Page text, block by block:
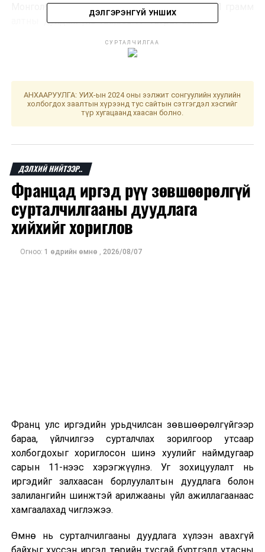
Монголбанкны тайлант сард худалдан авсан 1 грамм
алтны дундаж үнэ 180,096.17 төгрөг байв.
График 1. 2018-2020 онд Монголбанкны худалдан
авсан үнэт металлын сарын мэдээ (кг)
График 2. 1990-2020 онд Монголбанкны худалдан
авсан үнэт металлын хэмжээ (тонн)
График 3. 2020 оны 8 дугаар сард Монголбанкны алт
худалдан авсан үнэ (төгрөг/грамм)
ДАРААХ МЭДЭЭ
ДЭЛГЭРЭНГҮЙ УНШИХ
СУРТАЛЧИЛГАА
АНХААРУУЛГА: УИХ-ын 2024 оны ээлжит сонгуулийн хуулийн
холбогдох заалтын хүрээнд тус сайтын сэтгэгдэл хэсгийг
түр хугацаанд хаасан болно.
ДЭЛХИЙ НИЙТЭЭР..
Францад иргэд рүү зөвшөөрөлгүй
сурталчилгааны дуудлага
хийхийг хориглов
Огноо: 1 өдрийн өмнө 2026/08/07
Франц улс иргэдийн урьдчилсан зөвшөөрөлгүйгээр
бараа, үйлчилгээ сурталчлах зорилгоор утсаар
холбогдохыг хориглосон шинэ хуулийг наймдугаар
сарын 11-нээс хэрэгжүүлнэ. Уг зохицуулалт нь
иргэдийг залхаасан борлуулалтын дуудлага болон
залилангийн шинжтэй арилжааны үйл ажиллагаанаас
хамгаалахад чиглэжээ.
Өмнө нь сурталчилгааны дуудлага хүлээн авахгүй
байхыг хүссэн иргэд төрийн тусгай бүртгэлд утасны